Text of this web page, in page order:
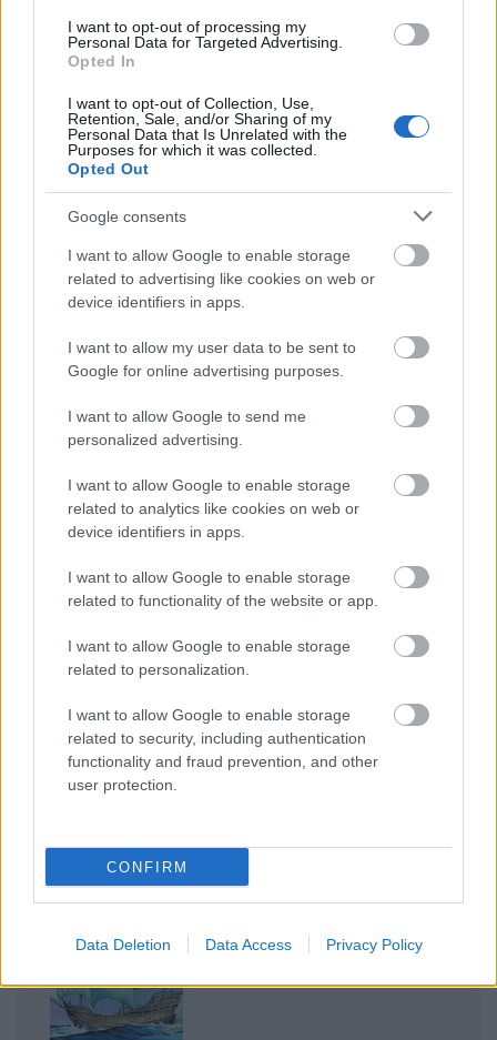
I want to opt-out of processing my
Personal Data for Targeted Advertising.
Opted In
I want to opt-out of Collection, Use,
Retention, Sale, and/or Sharing of my
Personal Data that Is Unrelated with the
Purposes for which it was collected.
Opted Out
Google consents
I want to allow Google to enable storage
related to advertising like cookies on web or
device identifiers in apps.
I want to allow my user data to be sent to
Google for online advertising purposes.
I want to allow Google to send me
personalized advertising.
I want to allow Google to enable storage
related to analytics like cookies on web or
device identifiers in apps.
I want to allow Google to enable storage
related to functionality of the website or app.
I want to allow Google to enable storage
related to personalization.
I want to allow Google to enable storage
related to security, including authentication
functionality and fraud prevention, and other
user protection.
CONFIRM
Data Deletion Data Access Privacy Policy
REAKTOR
LEGNÉPSZERŰBB
Manaus: a dzsungel szívének városa
Magyarország rejtett gyöngyszemei
Az egygyermekes politika és Kína gazdasági
kihívásai
Irak nagy dobása: új kereskedelmi út a világ
közepén
torzítások
A világ legveszélyesebb migrációs útvonalai: A
Közép-Mediterrán útvonal, A Darién-régió és az
Indiai-óceáni út
LEGFRISSEBB
Irak nagy dobása: új kereskedelmi út a világ közepén